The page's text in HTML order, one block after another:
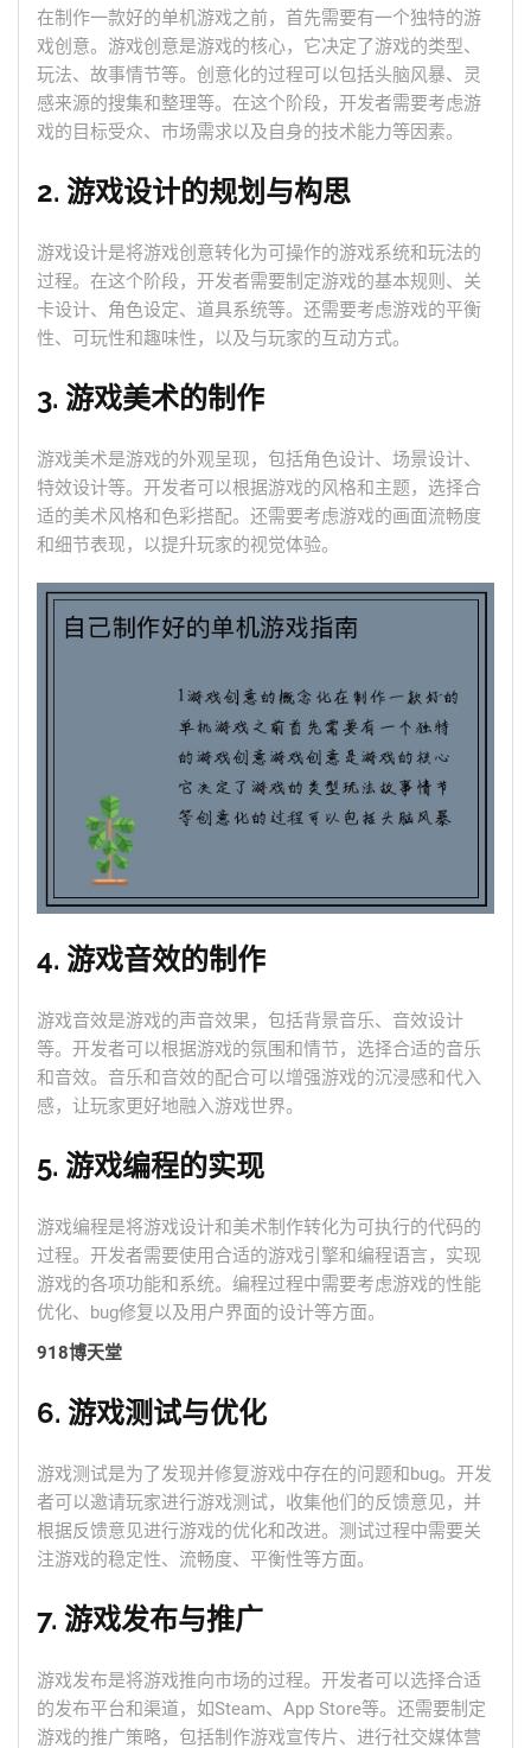
在制作一款好的单机游戏之前，首先需要有一个独特的游
戏创意。游戏创意是游戏的核心，它决定了游戏的类型、
玩法、故事情节等。创意化的过程可以包括头脑风暴、灵
感来源的搜集和整理等。在这个阶段，开发者需要考虑游
戏的目标受众、市场需求以及自身的技术能力等因素。
2. 游戏设计的规划与构思
游戏设计是将游戏创意转化为可操作的游戏系统和玩法的
过程。在这个阶段，开发者需要制定游戏的基本规则、关
卡设计、角色设定、道具系统等。还需要考虑游戏的平衡
性、可玩性和趣味性，以及与玩家的互动方式。
3. 游戏美术的制作
游戏美术是游戏的外观呈现，包括角色设计、场景设计、
特效设计等。开发者可以根据游戏的风格和主题，选择合
适的美术风格和色彩搭配。还需要考虑游戏的画面流畅度
和细节表现，以提升玩家的视觉体验。
4. 游戏音效的制作
游戏音效是游戏的声音效果，包括背景音乐、音效设计
等。开发者可以根据游戏的氛围和情节，选择合适的音乐
和音效。音乐和音效的配合可以增强游戏的沉浸感和代入
感，让玩家更好地融入游戏世界。
5. 游戏编程的实现
游戏编程是将游戏设计和美术制作转化为可执行的代码的
过程。开发者需要使用合适的游戏引擎和编程语言，实现
游戏的各项功能和系统。编程过程中需要考虑游戏的性能
优化、bug修复以及用户界面的设计等方面。
918博天堂
6. 游戏测试与优化
游戏测试是为了发现并修复游戏中存在的问题和bug。开发
者可以邀请玩家进行游戏测试，收集他们的反馈意见，并
根据反馈意见进行游戏的优化和改进。测试过程中需要关
注游戏的稳定性、流畅度、平衡性等方面。
7. 游戏发布与推广
游戏发布是将游戏推向市场的过程。开发者可以选择合适
的发布平台和渠道，如Steam、App Store等。还需要制定
游戏的推广策略，包括制作游戏宣传片、进行社交媒体营